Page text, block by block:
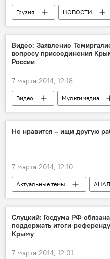
Грузия НОВОСТИ
Видео: Заявление
вопросу присоединения
России
7 марта 2014, 12:18
Видео Мультимедиа
В мире
НОВОСТИ
Не нравится – ищи другую
7 марта 2014, 12:10
Актуальные темы
Грузия
НОВОСТИ
Слуцкий: Госдума РФ обязана
поддержать итоги
Крыму
7 марта 2014, 12:01